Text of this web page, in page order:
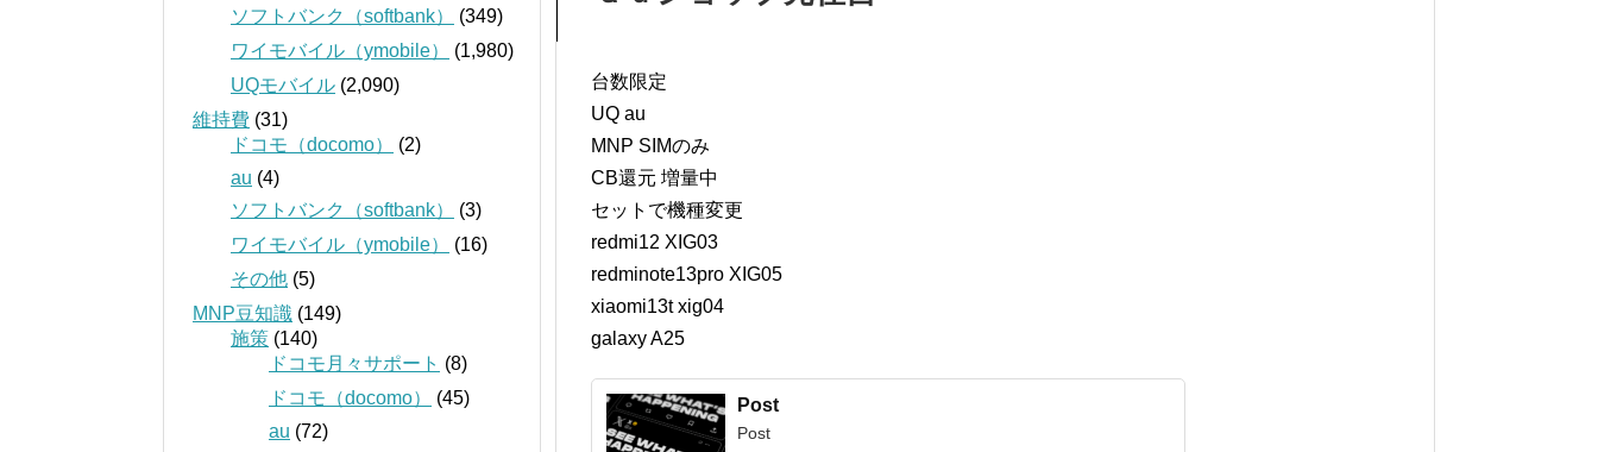
台数限定
UQ au
MNP SIMのみ
CB還元 増量中
セットで機種変更
redmi12 XIG03
redminote13pro XIG05
xiaomi13t xig04
galaxy A25
Post
Post
ソフトバンク（softbank）
(349)
ワイモバイル（ymobile）
(1,980)
UQモバイル (2,090)
維持費 (31)
ドコモ（docomo）
(2)
au (4)
ソフトバンク（softbank）
(3)
ワイモバイル（ymobile）
(16)
その他 (5)
MNP豆知識 (149)
施策 (140)
ドコモ月々サポート (8)
ドコモ（docomo）
(45)
au (72)